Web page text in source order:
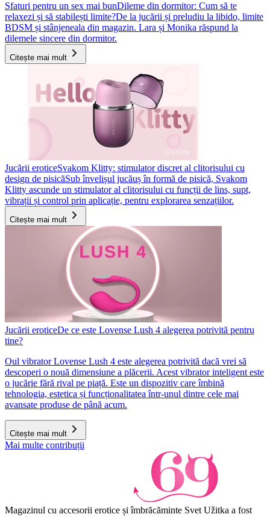
Sfaturi pentru un sex mai bunDileme din dormitor: Cum să te
relaxezi și să stabilești limite?De la jucării și preludiu la libido, limite
BDSM și stânjeneala din magazin. Lara și Monika răspund la
dilemele sincere din dormitor.
Citește mai mult
Jucării eroticeSvakom Klitty: stimulator discret al clitorisului cu
design de pisicăSub învelișul jucăuș în formă de pisică, Svakom
Klitty ascunde un stimulator al clitorisului cu funcții de lins, supt,
vibrații și control prin aplicație, pentru explorarea senzațiilor.
Citește mai mult
Jucării eroticeDe ce este Lovense Lush 4 alegerea potrivită pentru
tine?
Oul vibrator Lovense Lush 4 este alegerea potrivită dacă vrei să
descoperi o nouă dimensiune a plăcerii. Acest vibrator inteligent este
o jucărie fără rival pe piață. Este un dispozitiv care îmbină
tehnologia, estetica și funcționalitatea într-unul dintre cele mai
avansate produse de până acum.
Citește mai mult
Mai multe contribuții
Magazinul cu accesorii erotice și îmbrăcăminte Svet Užitka a fost